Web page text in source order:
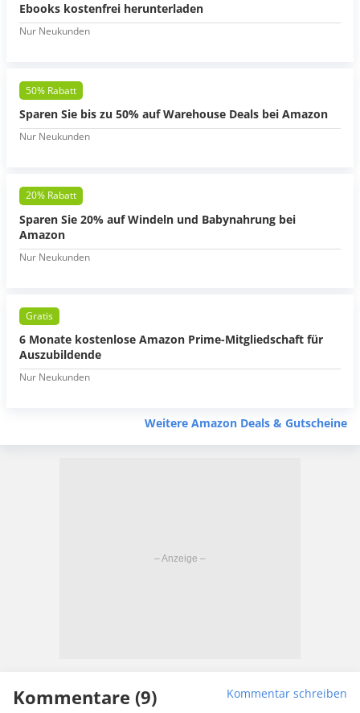
Ebooks kostenfrei herunterladen
Nur Neukunden
50% Rabatt
Sparen Sie bis zu 50% auf Warehouse Deals bei Amazon
Nur Neukunden
20% Rabatt
Sparen Sie 20% auf Windeln und Babynahrung bei
Amazon
Nur Neukunden
Gratis
6 Monate kostenlose Amazon Prime-Mitgliedschaft für
Auszubildende
Nur Neukunden
Weitere Amazon Deals & Gutscheine
Kommentare (9) Kommentar schreiben